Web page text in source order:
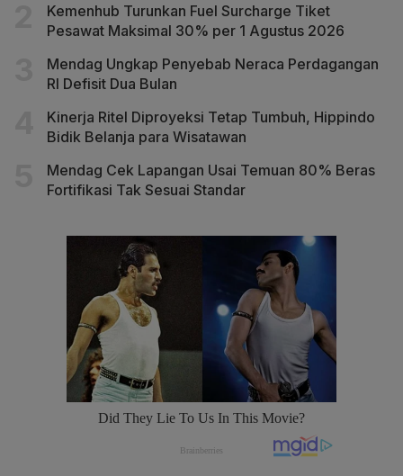
Kemenhub Turunkan Fuel Surcharge Tiket
Pesawat Maksimal 30% per 1 Agustus 2026
Mendag Ungkap Penyebab Neraca Perdagangan
RI Defisit Dua Bulan
Kinerja Ritel Diproyeksi Tetap Tumbuh, Hippindo
Bidik Belanja para Wisatawan
Mendag Cek Lapangan Usai Temuan 80% Beras
Fortifikasi Tak Sesuai Standar